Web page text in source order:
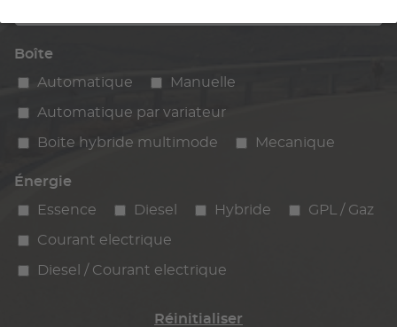
Boîte
Automatique
Manuelle
Automatique par variateur
Boite hybride multimode Mecanique
Énergie
Essence
Diesel Hybride GPL / Gaz
Courant electrique
Diesel / Courant electrique
Réinitialiser